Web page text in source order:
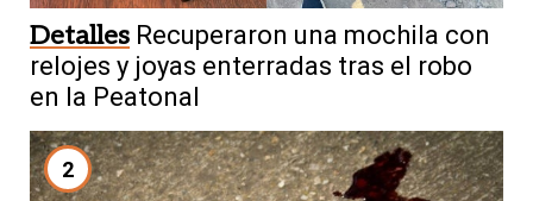
Detalles Recuperaron una mochila con
relojes y joyas enterradas tras el robo
en la Peatonal
2